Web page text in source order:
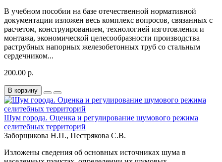
В учебном пособии на базе отечественной нормативной
документации изложен весь комплекс вопросов, связанных с
расчетом, конструированием, технологией изготовления и
монтажа, экономической целесообразности производства
раструбных напорных железобетонных труб со стальным
сердечником...
200.00 р.
В корзину
Шум города. Оценка и регулирование шумового режима
селитебных территорий
Заборщикова Н.П., Пестрякова С.В.
Изложены сведения об основных источниках шума в